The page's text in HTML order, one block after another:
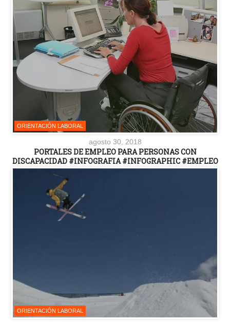
ORIENTACIÓN LABORAL
agosto 30, 2018
PORTALES DE EMPLEO PARA PERSONAS CON
DISCAPACIDAD #INFOGRAFIA #INFOGRAPHIC #EMPLEO
ORIENTACIÓN LABORAL